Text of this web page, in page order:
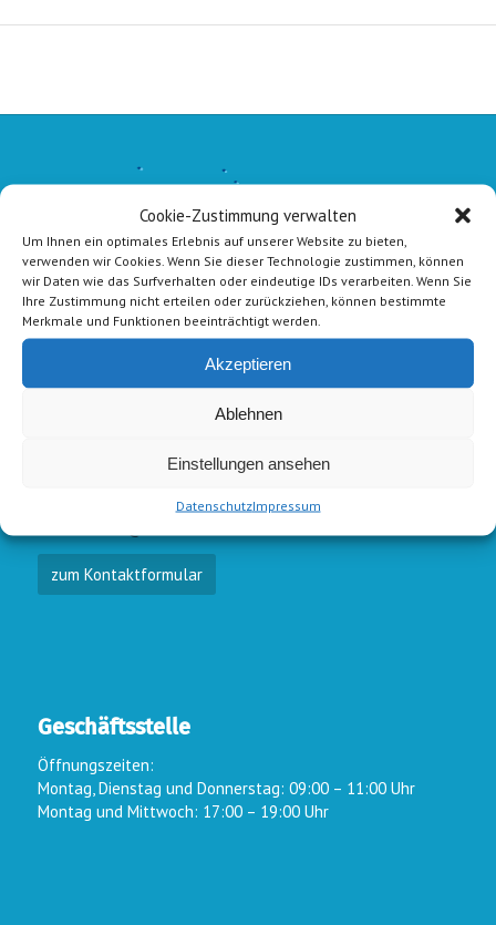
Cookie-Zustimmung verwalten
Um Ihnen ein optimales Erlebnis auf unserer Website zu bieten,
verwenden wir Cookies. Wenn Sie dieser Technologie zustimmen, können
wir Daten wie das Surfverhalten oder eindeutige IDs verarbeiten. Wenn Sie
Ihre Zustimmung nicht erteilen oder zurückziehen, können bestimmte
Merkmale und Funktionen beeinträchtigt werden.
Akzeptieren
Ablehnen
Einstellungen ansehen
DatenschutzImpressum
schwimmen@wsc-lindlar.de
zum Kontaktformular
Geschäftsstelle
Öffnungszeiten:
Montag, Dienstag und Donnerstag: 09:00 – 11:00 Uhr
Montag und Mittwoch: 17:00 – 19:00 Uhr